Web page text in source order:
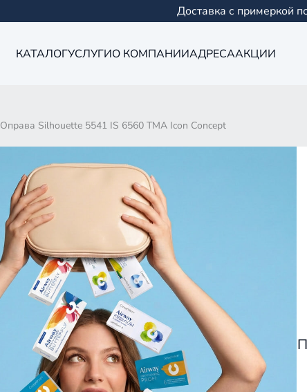
Доставка с примеркой
КАТАЛОГУСЛУГИО КОМПАНИИАДРЕСААКЦИИ
Оправа Silhouette 5541 IS 6560 TMA Icon Concept